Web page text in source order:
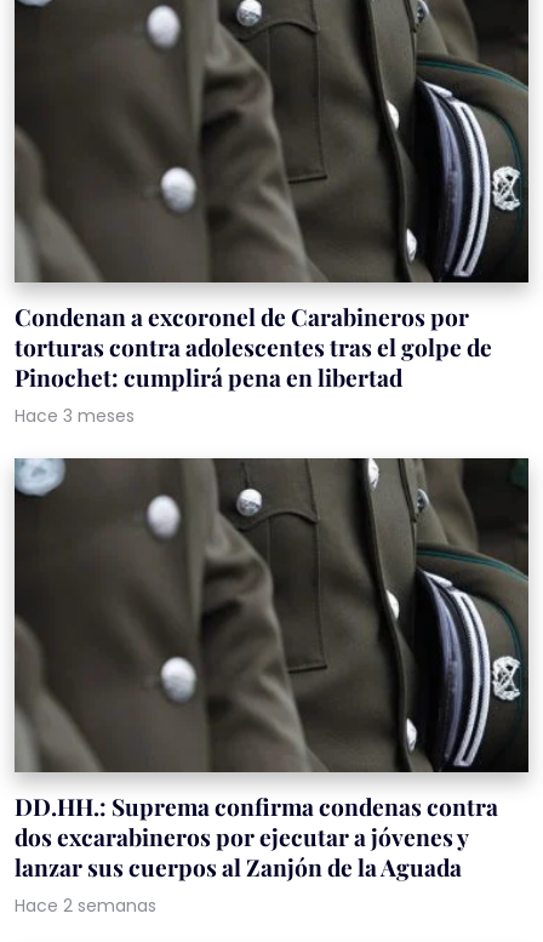
Condenan a excoronel de Carabineros por
torturas contra adolescentes tras el golpe de
Pinochet: cumplirá pena en libertad
Hace 3 meses
DD.HH.: Suprema confirma condenas contra
dos excarabineros por ejecutar a jóvenes y
lanzar sus cuerpos al Zanjón de la Aguada
Hace 2 semanas